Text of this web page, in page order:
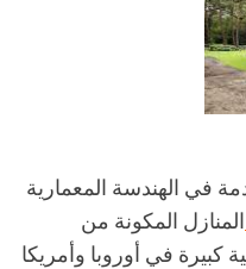
في الهندسة المعمارية
المنازل المكونة من
كبيرة في أوروبا وأمريكا